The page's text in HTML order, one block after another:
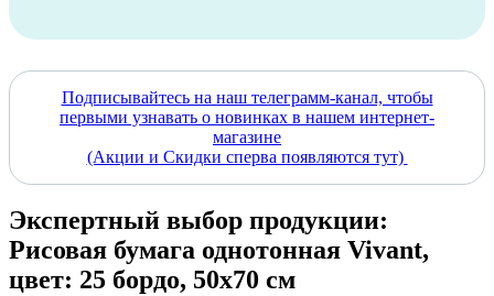
Подписывайтесь на наш телеграмм-канал, чтобы
первыми узнавать о новинках в нашем интернет-
магазине
(Акции и Скидки сперва появляются тут)
Экспертный выбор продукции:
Рисовая бумага однотонная Vivant,
цвет: 25 бордо, 50х70 см